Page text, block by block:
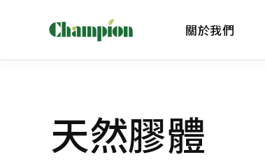
關於我們
天然膠體